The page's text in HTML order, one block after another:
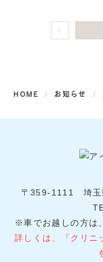
HOME お知らせ
〒359-1111 埼玉
※車でお越しの方は
詳しくは、『クリニ